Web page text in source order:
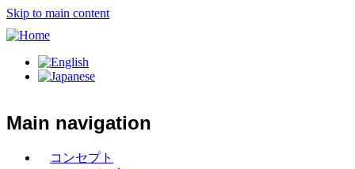
Skip to main content
Main navigation
コンセプト